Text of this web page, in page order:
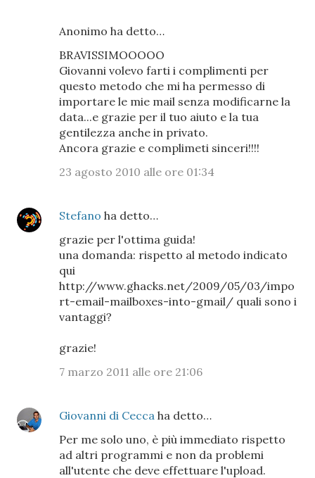
Anonimo ha detto…
BRAVISSIMOOOOO
Giovanni volevo farti i complimenti per
questo metodo che mi ha permesso di
importare le mie mail senza modificarne la
data...e grazie per il tuo aiuto e la tua
gentilezza anche in privato.
Ancora grazie e complimeti sinceri!!!!
23 agosto 2010 alle ore 01:34
Stefano ha detto…
grazie per l'ottima guida!
una domanda: rispetto al metodo indicato
qui
http://www.ghacks.net/2009/05/03/impo
rt-email-mailboxes-into-gmail/ quali sono i
vantaggi?
grazie!
7 marzo 2011 alle ore 21:06
Giovanni di Cecca ha detto…
Per me solo uno, è più immediato rispetto
ad altri programmi e non da problemi
all'utente che deve effettuare l'upload.